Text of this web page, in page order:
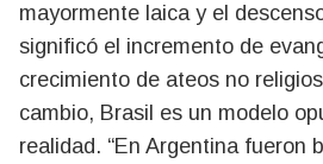
mayormente laica y el
significó el incremento de
crecimiento de ateos no
cambio, Brasil es un modelo
realidad. “En Argentina fueron